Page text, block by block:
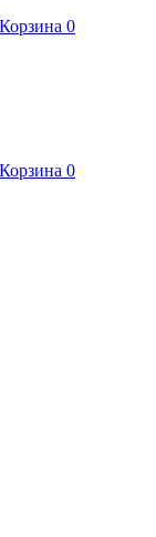
Корзина 0
Корзина 0